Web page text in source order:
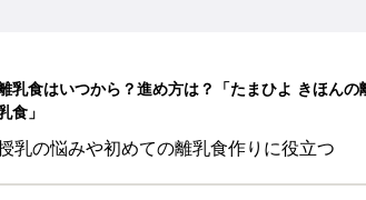
ファミリーパーク2026】